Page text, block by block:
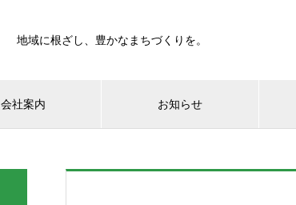
地域に根ざし、豊かなまちづくりを。
会社案内 お知らせ